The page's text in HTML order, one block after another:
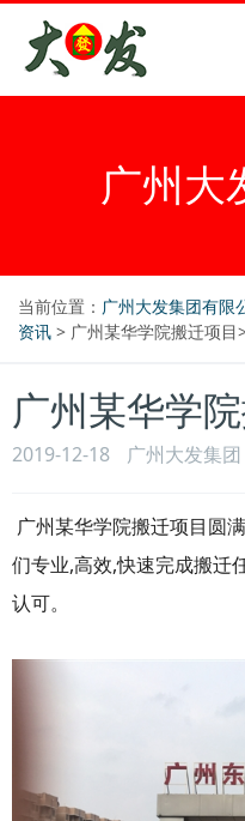
广州大
当前位置： 广州大发集团有限
资讯 > 广州某华学院搬迁项目
广州某华学
2019-12-18 广州大发集团
广州某华学院搬迁项目圆
们专业,高效,快速完成搬迁
认可。